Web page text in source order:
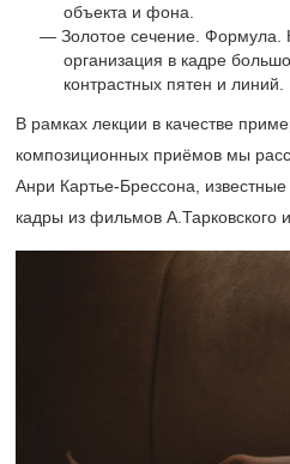
объекта и фона.
Золотое сечение. Формула.
организация в кадре
контрастных пятен и линий.
В рамках лекции в качестве
композиционных приёмов мы
Анри Картье-Брессона,
кадры из фильмов А.Тарковского